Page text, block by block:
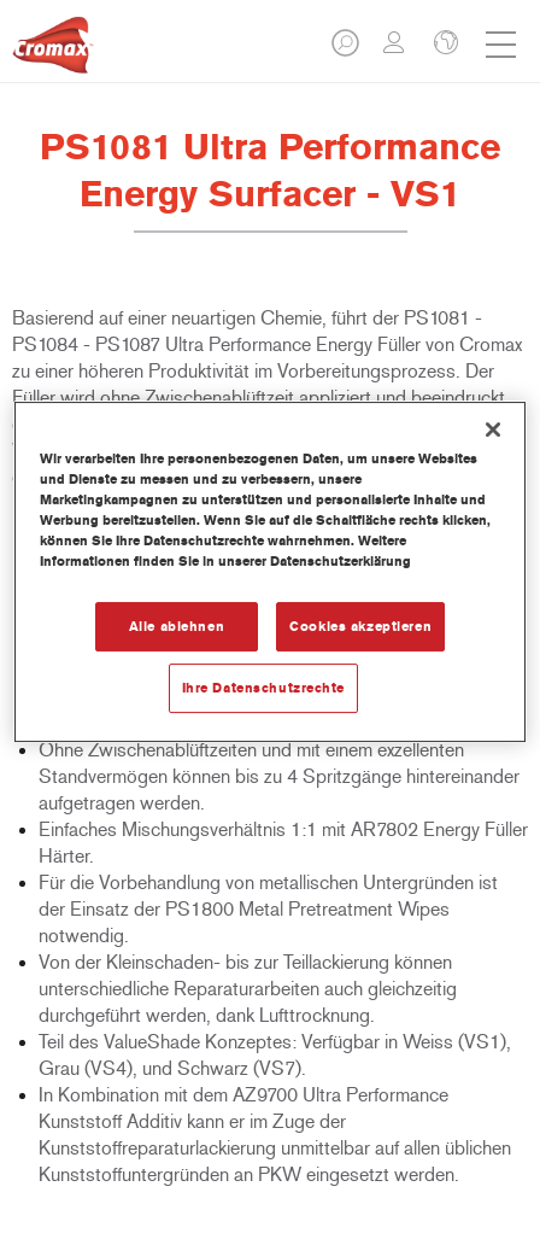
PS1081 Ultra Performance
Energy Surfacer - VS1
Basierend auf einer neuartigen Chemie, führt der PS1081 -
PS1084 - PS1087 Ultra Performance Energy Füller von Cromax
zu einer höheren Produktivität im Vorbereitungsprozess. Der
Füller wird ohne Zwischenablüftzeit appliziert und beeindruckt
durch seine schnelle Lufttrocknung. Er ist ideal geeignet für
Werkstätten die eine Erhöhung bei den täglichen Durchgängen
erzielen möchten.
Produktmerkmale
Sehr beeindruckende Trocknungseigenschaften. Er kann
werden. Um die Trockenzeiten zu verkürzen ist auch eine
Infrarot- oder forcierte Trocknung möglich.
Das hochwertige Erscheinungsbild und die glatte
Oberfläche führen zu einem besonders guten Glanz und
Ohne Zwischenablüftzeiten und mit einem exzellenten
Standvermögen können bis zu 4 Spritzgänge hintereinander
aufgetragen werden.
Einfaches Mischungsverhältnis 1:1 mit AR7802 Energy Füller
Härter.
Für die Vorbehandlung von metallischen Untergründen ist
der Einsatz der PS1800 Metal Pretreatment Wipes
notwendig.
Von der Kleinschaden- bis zur Teillackierung können
unterschiedliche Reparaturarbeiten auch gleichzeitig
durchgeführt werden, dank Lufttrocknung.
Teil des ValueShade Konzeptes: Verfügbar in Weiss (VS1),
Grau (VS4), und Schwarz (VS7).
In Kombination mit dem AZ9700 Ultra Performance
Kunststoff Additiv kann er im Zuge der
Kunststoffreparaturlackierung unmittelbar auf allen üblichen
Kunststoffuntergründen an PKW eingesetzt werden.
Wir verarbeiten Ihre personenbezogenen Daten, um unsere Websites
und Dienste zu messen und zu verbessern, unsere
Marketingkampagnen zu unterstützen und personalisierte Inhalte und
Werbung bereitzustellen. Wenn Sie auf die Schaltfläche rechts klicken,
können Sie Ihre Datenschutzrechte wahrnehmen. Weitere
Informationen finden Sie in unserer Datenschutzerklärung
Alle ablehnen Cookies akzeptieren
Ihre Datenschutzrechte